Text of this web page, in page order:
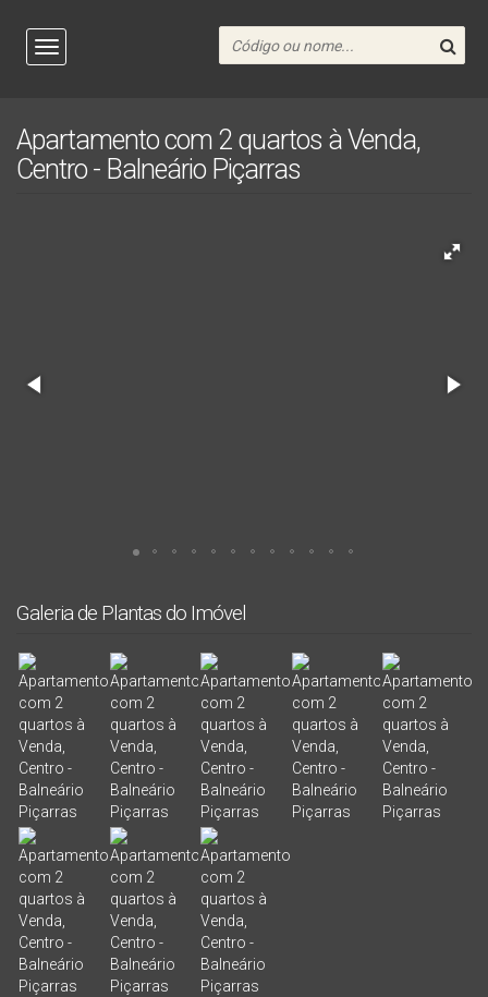
Apartamento com 2 quartos à Venda,
Centro - Balneário Piçarras
Galeria de Plantas do Imóvel